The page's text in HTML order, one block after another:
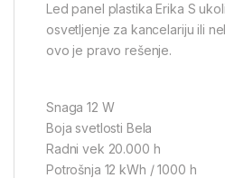
Led panel plastika Erika S
osvetljenje za kancelariju ili
ovo je pravo rešenje.
Snaga 12 W
Boja svetlosti Bela
Radni vek 20.000 h
Potrošnja 12 kWh / 1000 h